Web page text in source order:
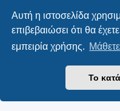
Αυτή η ιστοσελίδα
επιβεβαιώσει ότι θα
εμπειρία χρήσης.
Το